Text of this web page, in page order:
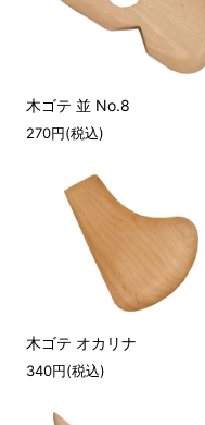
木ゴテ 並 No.8
270円(税込)
木ゴテ オカリナ
340円(税込)